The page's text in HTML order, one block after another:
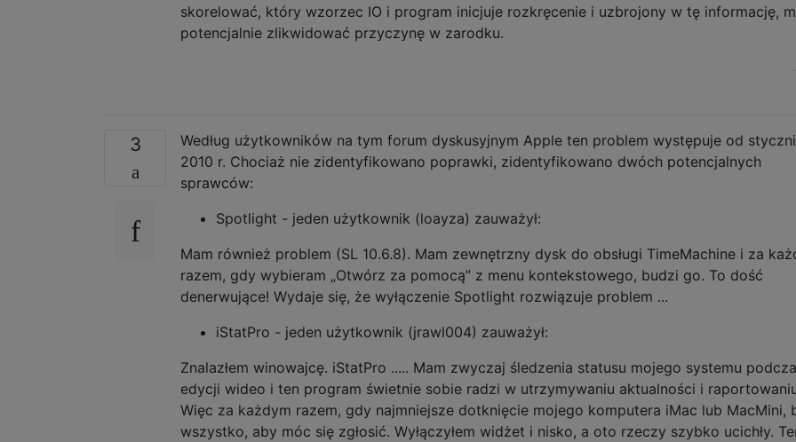
skorelować, który wzorzec IO i program inicjuje rozkręcenie i uzbrojony w tę informację,
potencjalnie zlikwidować przyczynę w zarodku.
3
Według użytkowników na tym forum dyskusyjnym Apple ten problem występuje od
2010 r. Chociaż nie zidentyfikowano poprawki, zidentyfikowano dwóch potencjalnych
sprawców:
Spotlight - jeden użytkownik (loayza) zauważył:
Mam również problem (SL 10.6.8). Mam zewnętrzny dysk do obsługi TimeMachine i za
razem, gdy wybieram „Otwórz za pomocą” z menu kontekstowego, budzi go. To dość
denerwujące! Wydaje się, że wyłączenie Spotlight rozwiązuje problem ...
iStatPro - jeden użytkownik (jrawl004) zauważył:
Znalazłem winowajcę. iStatPro ..... Mam zwyczaj śledzenia statusu mojego systemu
edycji wideo i ten program świetnie sobie radzi w utrzymywaniu aktualności i
Więc za każdym razem, gdy najmniejsze dotknięcie mojego komputera iMac lub MacMini,
wszystko, aby móc się zgłosić. Wyłączyłem widżet i nisko, a oto rzeczy szybko ucichły.